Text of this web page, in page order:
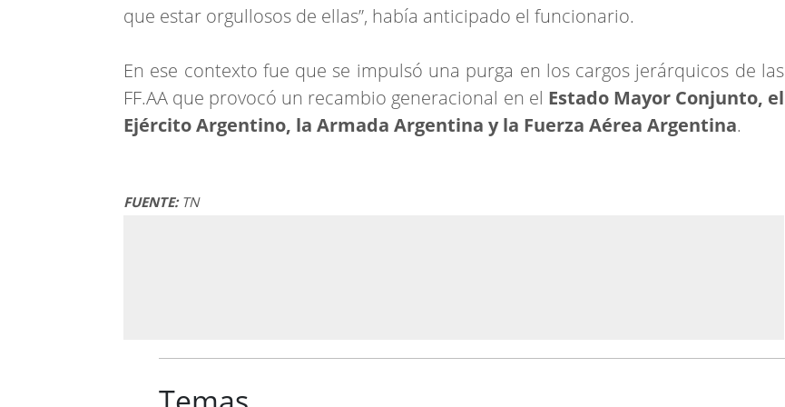
que estar orgullosos de ellas”, había anticipado el funcionario.
En ese contexto fue que se impulsó una purga en los cargos jerárquicos de las
FF.AA que provocó un recambio generacional en el Estado Mayor Conjunto, el
Ejército Argentino, la Armada Argentina y la Fuerza Aérea Argentina.
FUENTE:TN